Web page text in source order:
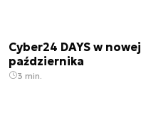
Cyber24 DAYS w
października
3 min.